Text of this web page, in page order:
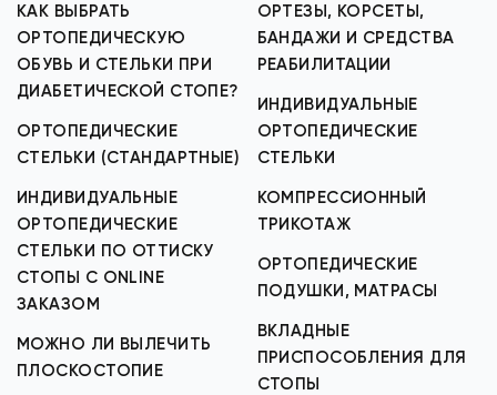
КАК ВЫБРАТЬ
ОРТОПЕДИЧЕСКУЮ
ОБУВЬ И СТЕЛЬКИ ПРИ
ДИАБЕТИЧЕСКОЙ СТОПЕ?
ОРТОПЕДИЧЕСКИЕ
СТЕЛЬКИ (СТАНДАРТНЫЕ)
ИНДИВИДУАЛЬНЫЕ
ОРТОПЕДИЧЕСКИЕ
СТЕЛЬКИ ПО ОТТИСКУ
СТОПЫ С ONLINE
ЗАКАЗОМ
МОЖНО ЛИ ВЫЛЕЧИТЬ
ПЛОСКОСТОПИЕ
ОРТЕЗЫ, КОРСЕТЫ,
БАНДАЖИ И СРЕДСТВА
РЕАБИЛИТАЦИИ
ИНДИВИДУАЛЬНЫЕ
ОРТОПЕДИЧЕСКИЕ
СТЕЛЬКИ
КОМПРЕССИОННЫЙ
ТРИКОТАЖ
ОРТОПЕДИЧЕСКИЕ
ПОДУШКИ, МАТРАСЫ
ВКЛАДНЫЕ
ПРИСПОСОБЛЕНИЯ ДЛЯ
СТОПЫ